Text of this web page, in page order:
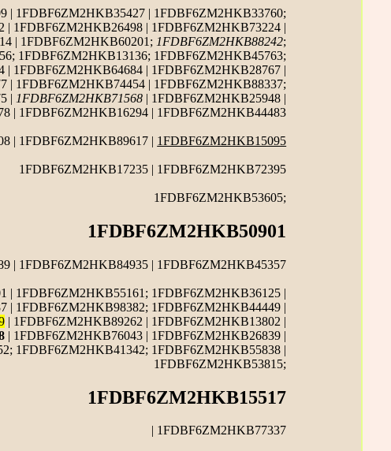
| 1FDBF6ZM2HKB35427 | 1FDBF6ZM2HKB33760;
| 1FDBF6ZM2HKB26498 | 1FDBF6ZM2HKB73224 |
| 1FDBF6ZM2HKB60201; 1FDBF6ZM2HKB88242;
1FDBF6ZM2HKB13136; 1FDBF6ZM2HKB45763;
1FDBF6ZM2HKB64684 | 1FDBF6ZM2HKB28767 |
| 1FDBF6ZM2HKB74454 | 1FDBF6ZM2HKB88337;
| 1FDBF6ZM2HKB71568 | 1FDBF6ZM2HKB25948 |
| 1FDBF6ZM2HKB16294 | 1FDBF6ZM2HKB44483
| 1FDBF6ZM2HKB89617 | 1FDBF6ZM2HKB15095
1FDBF6ZM2HKB17235 | 1FDBF6ZM2HKB72395
1FDBF6ZM2HKB53605;
1FDBF6ZM2HKB50901
| 1FDBF6ZM2HKB84935 | 1FDBF6ZM2HKB45357
| 1FDBF6ZM2HKB55161; 1FDBF6ZM2HKB36125 |
| 1FDBF6ZM2HKB98382; 1FDBF6ZM2HKB44449 |
| 1FDBF6ZM2HKB89262 | 1FDBF6ZM2HKB13802 |
| 1FDBF6ZM2HKB76043 | 1FDBF6ZM2HKB26839 |
1FDBF6ZM2HKB41342; 1FDBF6ZM2HKB55838 |
1FDBF6ZM2HKB53815;
1FDBF6ZM2HKB15517
| 1FDBF6ZM2HKB77337